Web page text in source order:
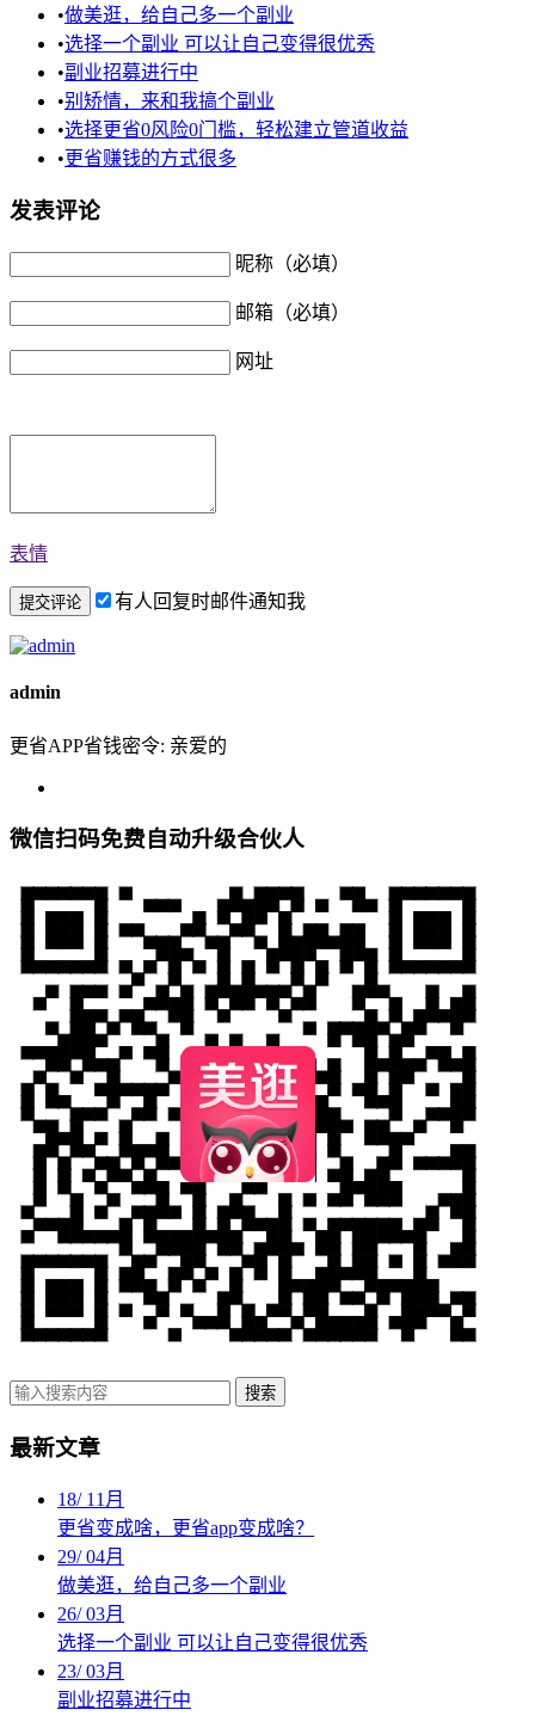
•做美逛，给自己多一个副业
•选择一个副业 可以让自己变得很优秀
•副业招募进行中
•别矫情，来和我搞个副业
•选择更省0风险0门槛，轻松建立管道收益
•更省赚钱的方式很多
发表评论
昵称（必填）
邮箱（必填）
网址
表情
有人回复时邮件通知我
admin
更省APP省钱密令: 亲爱的
微信扫码免费自动升级合伙人
搜索
最新文章
18/ 11月
更省变成啥，更省app变成啥？
29/04月
做美逛，给自己多一个副业
26/03月
选择一个副业 可以让自己变得很优秀
23/03月
副业招募进行中